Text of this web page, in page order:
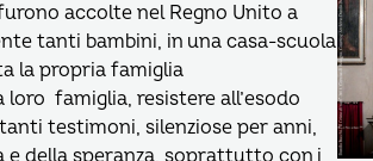
accolte nel Regno Unito a
tanti bambini, in una casa-scuola
la propria famiglia
famiglia, resistere all’esodo
testimoni, silenziose per anni,
e della speranza, soprattutto con i